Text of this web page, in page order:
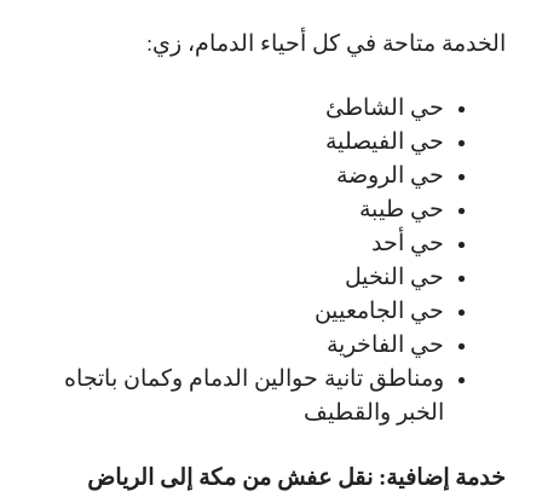
الخدمة متاحة في كل أحياء الدمام، زي:
حي الشاطئ
حي الفيصلية
حي الروضة
حي طيبة
حي أحد
حي النخيل
حي الجامعيين
حي الفاخرية
ومناطق تانية حوالين الدمام وكمان باتجاه
الخبر والقطيف
خدمة إضافية: نقل عفش من مكة إلى الرياض